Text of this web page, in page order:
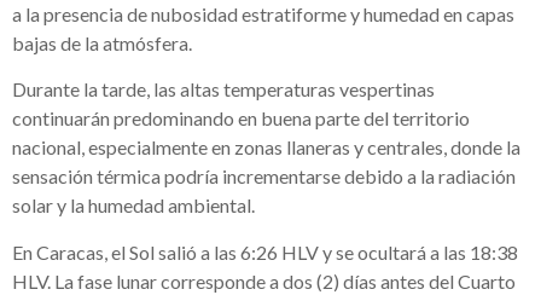
a la presencia de nubosidad estratiforme y humedad en capas
bajas de la atmósfera.
Durante la tarde, las altas temperaturas vespertinas
continuarán predominando en buena parte del territorio
nacional, especialmente en zonas llaneras y centrales, donde la
sensación térmica podría incrementarse debido a la radiación
solar y la humedad ambiental.
En Caracas, el Sol salió a las 6:26 HLV y se ocultará a las 18:38
HLV. La fase lunar corresponde a dos (2) días antes del Cuarto